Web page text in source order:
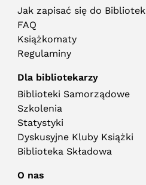
Jak zapisać się do
FAQ
Książkomaty
Regulaminy
Dla bibliotekarzy
Biblioteki Samorządowe
Szkolenia
Statystyki
Dyskusyjne Kluby Książki
Biblioteka Składowa
O nas